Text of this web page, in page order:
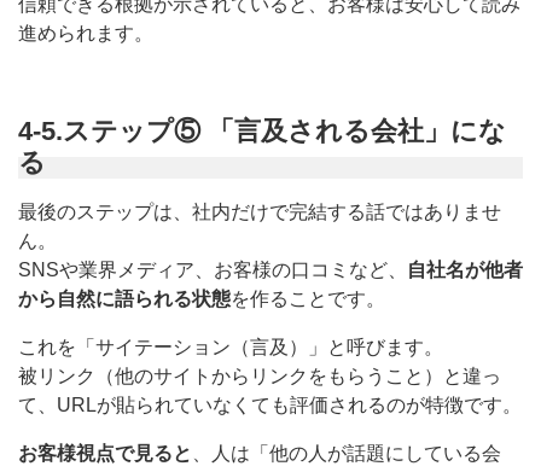
進められます。
4-5.ステップ⑤ 「言及される会社」にな
る
最後のステップは、社内だけで完結する話ではありませ
ん。
SNSや業界メディア、お客様の口コミなど、
自社名が他者
から自然に語られる状態を作ることです。
これを「サイテーション（言及）」と呼びます。
被リンク（他のサイトからリンクをもらうこと）と違っ
て、URLが貼られていなくても評価されるのが特徴です。
お客様視点で見ると
、人は「他の人が話題にしている会